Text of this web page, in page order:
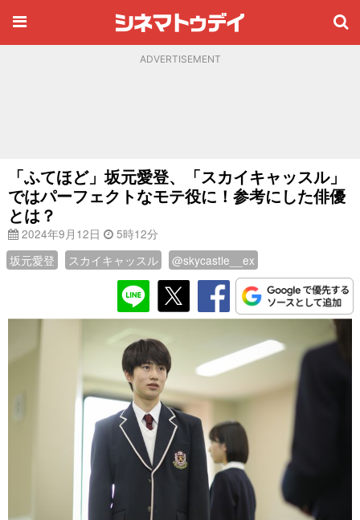
ADVERTISEMENT
「ふてほど」坂元愛登、「スカイキャッスル」
ではパーフェクトなモテ役に！参考にした俳優
とは？
2024年9月12日
5時12分
坂元愛登
スカイキャッスル @skycastle__ex